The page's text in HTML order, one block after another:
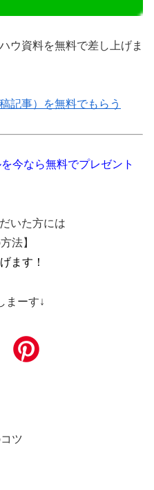
ウ資料を無料で差し上げま
記事）を無料でもらう
今なら無料でプレゼント
いた方には
法】
ます！
まーす↓
ツ